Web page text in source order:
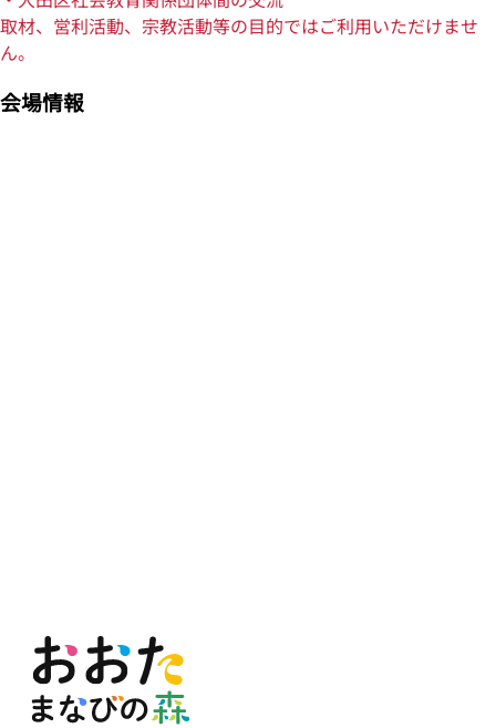
取材、営利活動、宗教活動等の目的ではご利用いただけませ
ん。
会場情報